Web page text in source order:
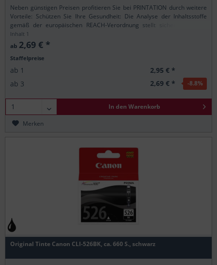
Neben günstigen Preisen profitieren Sie bei PRINTATION durch weitere
Vorteile: Schützen Sie Ihre Gesundheit: Die Analyse der Inhaltsstoffe
gemäß der europäischen REACH-Verordnung stellt sicher, dass alle
Printation-Produkte nur...
Inhalt 1
ab 2,69 € *
Staffelpreise
ab 1
2,95 € *
ab 3 2,69 € * -8.8%
In den Warenkorb
Merken
Original Tinte Canon CLI-526BK, ca. 660 S., schwarz